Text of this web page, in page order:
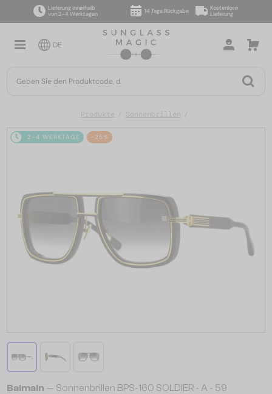
Lieferung innerhalb
von 2–4 Werktagen
14 Tage Rückgabe
Kostenlose
Lieferung
DE
Produkte Sonnenbrillen
2-4 WERKTAGE -25%
Balmain — Sonnenbrillen BPS-160 SOLDIER - A - 59